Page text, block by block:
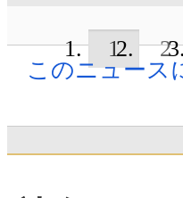
1 2
このニュース